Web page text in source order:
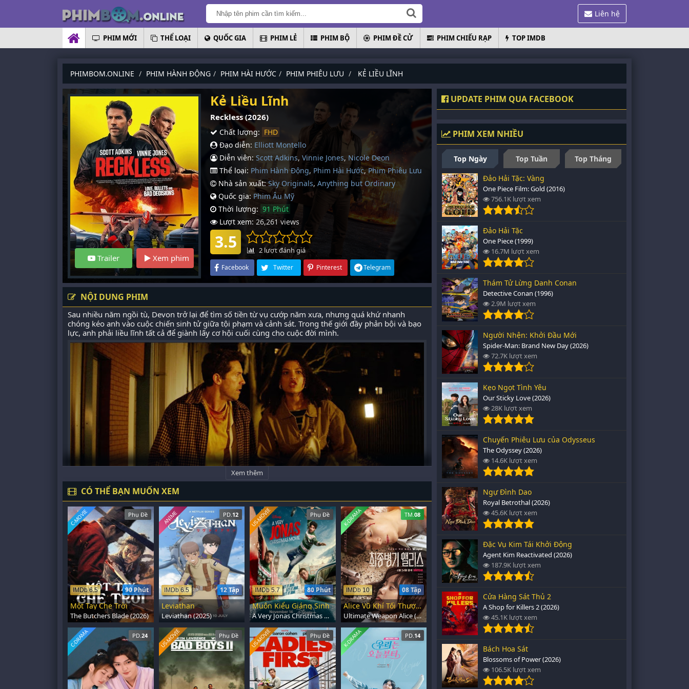
Liên hệ
PHIM MỚI THỂ LOẠI QUỐC GIA PHIM LẺ PHIM BỘ PHIM ĐỀ CỬ PHIM CHIẾU RẠP TOP IMDB
PHIMBOM.ONLINE PHIM HÀNH ĐỘNG PHIM HÀI HƯỚC PHIM PHIÊU LƯU KẺ LIỀU LĨNH
Trailer Xem phim
Kẻ Liều Lĩnh
Reckless (2026)
Chất lượng: FHD
Đạo diễn: Elliott Montello
Diễn viên: Scott Adkins, Vinnie Jones, Nicole Deon
Thể loại: Phim Hành Động, Phim Hài Hước,Phim Phiêu Lưu
Nhà sản xuất: Sky Originals, Anything but Ordinary
Quốc gia: Phim Âu Mỹ
Thời lượng: 91 Phút
Lượt xem: 26,261 views
3.5 2lượt đánh giá
Facebook Twitter Pinterest Telegram
NỘI DUNG PHIM
Sau nhiều năm ngồi tù, Devon trở lại để tìm số tiền từ vụ cướp năm xưa, nhưng quá khứ nhanh
chóng kéo anh vào cuộc chiến sinh tử giữa tội phạm và cảnh sát. Trong thế giới đầy phản bội và bạo
lực, anh phải liều lĩnh tất cả để giành lấy cơ hội cuối cùng cho cuộc đời mình.
Xem thêm
CÓ THỂ BẠN MUỐN XEM
Phụ Đề
90 Phút
IMDb 6.5
C-MOVIE
Một Tay Che Trời
The Butchers Blade (2026)
PD. 12
12 Tập
IMDb 6.5
ANIME
Leviathan
Leviathan (2025)
Phụ Đề
80 Phút
IMDb 5.7
US-MOVIE
Muôn Kiểu Giáng Sinh
A Very Jonas Christmas Movie (2025)
TM. 08
08 Tập
IMDb 10
K-DRAMA
Alice Vũ Khí Tối Thượng
Ultimate Weapon Alice (2022)
PD. 24
C-DRAMA Phụ Đề
US-MOVIE Phụ Đề
US-MOVIE PD. 14
K-DRAMA
UPDATE PHIM QUA FACEBOOK
PHIM XEM NHIỀU
Top Ngày Top Tuần
Top Tháng
Đảo Hải Tặc: Vàng
One Piece Film: Gold (2016)
756.1K lượt xem
Đảo Hải Tặc
One Piece (1999)
16.7M lượt xem
Thám Tử Lừng Danh Conan
Detective Conan (1996)
2.9M lượt xem
Người Nhện: Khởi Đầu Mới
Spider-Man: Brand New Day (2026)
72.7K lượt xem
Kẹo Ngọt Tình Yêu
Our Sticky Love (2026)
28K lượt xem
Chuyến Phiêu Lưu của Odysseus
The Odyssey (2026)
14.6K lượt xem
Ngự Đình Dao
Royal Betrothal (2026)
45.6K lượt xem
Đặc Vụ Kim Tái Khởi Động
Agent Kim Reactivated (2026)
187.9K lượt xem
Cửa Hàng Sát Thủ 2
A Shop for Killers 2 (2026)
45.1K lượt xem
Bách Hoa Sát
Blossoms of Power (2026)
106.5K lượt xem